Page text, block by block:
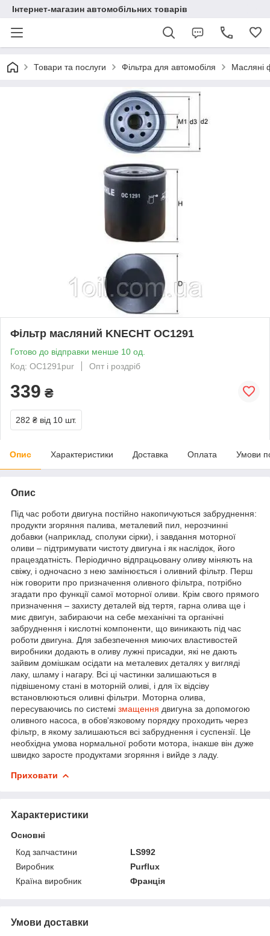
Інтернет-магазин автомобільних товарів
Товари та послуги Фільтра для автомобіля Масляні
Фільтр масляний KNECHT OC1291
Готово до відправки менше 10 од.
Код: OC1291pur
Опт і роздріб
339 ₴
282 ₴ від 10 шт.
Опис Характеристики Доставка Оплата Умови
Опис
Під час роботи двигуна постійно накопичуються забруднення:
продукти згоряння палива, металевий пил, нерозчинні
добавки (наприклад, сполуки сірки), і завдання моторної
оливи – підтримувати чистоту двигуна і як наслідок, його
працездатність. Періодично відпрацьовану оливу міняють на
свіжу, і одночасно з нею замінюється і оливний фільтр. Перш
ніж говорити про призначення оливного фільтра, потрібно
згадати про функції самої моторної оливи. Крім свого прямого
призначення – захисту деталей від тертя, гарна олива ще і
миє двигун, забираючи на себе механічні та органічні
забруднення і кислотні компоненти, що виникають під час
роботи двигуна. Для забезпечення миючих властивостей
виробники додають в оливу лужні присадки, які не дають
зайвим домішкам осідати на металевих деталях у вигляді
лаку, шламу і нагару. Всі ці частинки залишаються в
підвішеному стані в моторній оливі, і для їх відсіву
встановлюються оливні фільтри. Моторна олива,
пересуваючись по системі змащення двигуна за допомогою
оливного насоса, в обов'язковому порядку проходить через
фільтр, в якому залишаються всі забруднення і суспензії. Це
необхідна умова нормальної роботи мотора, інакше він дуже
швидко заросте продуктами згоряння і вийде з ладу.
Приховати
Характеристики
Основні
Код запчастини
LS992
Виробник
Purflux
Країна виробник
Франція
Умови доставки